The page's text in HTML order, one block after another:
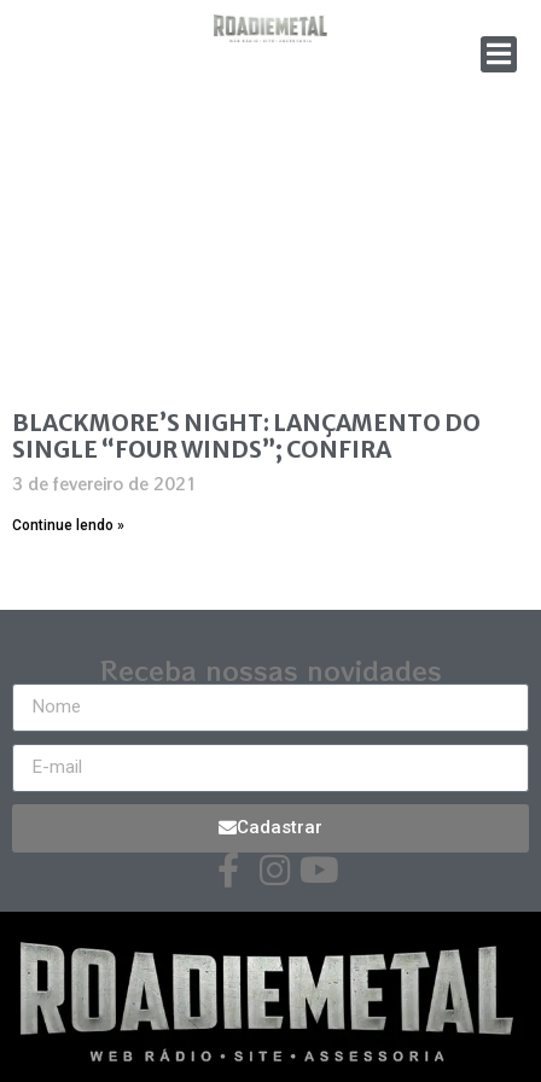
BLACKMORE’S NIGHT: LANÇAMENTO DO
SINGLE “FOUR WINDS”; CONFIRA
3 de fevereiro de 2021
Continue lendo »
Receba nossas novidades
Cadastrar